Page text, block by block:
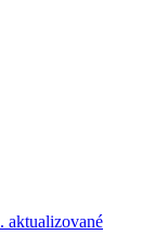
aktualizované